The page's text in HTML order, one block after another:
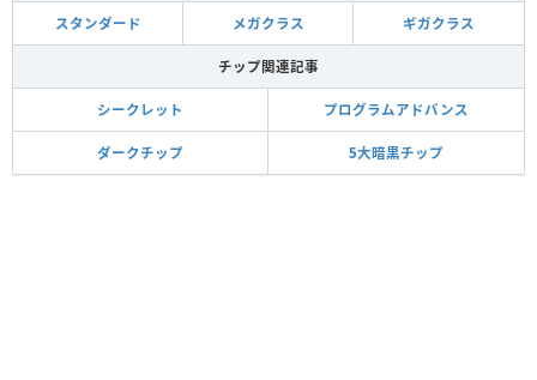
スタンダード メガクラス ギガクラス
チップ関連記事
シークレット プログラムアドバンス
ダークチップ 5大暗黒チップ